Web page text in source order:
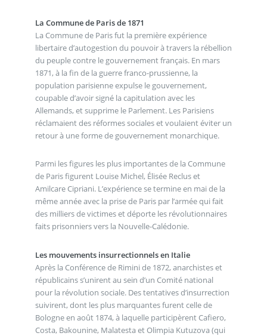
La Commune de Paris de 1871
La Commune de Paris fut la première expérience
libertaire d’autogestion du pouvoir à travers la rébellion
du peuple contre le gouvernement français. En mars
1871, à la fin de la guerre franco-prussienne, la
population parisienne expulse le gouvernement,
coupable d’avoir signé la capitulation avec les
Allemands, et supprime le Parlement. Les Parisiens
réclamaient des réformes sociales et voulaient éviter un
retour à une forme de gouvernement monarchique.
Parmi les figures les plus importantes de la Commune
de Paris figurent Louise Michel, Élisée Reclus et
Amilcare Cipriani. L’expérience se termine en mai de la
même année avec la prise de Paris par l’armée qui fait
des milliers de victimes et déporte les révolutionnaires
faits prisonniers vers la Nouvelle-Calédonie.
Les mouvements insurrectionnels en Italie
Après la Conférence de Rimini de 1872, anarchistes et
républicains s’unirent au sein d’un Comité national
pour la révolution sociale. Des tentatives d’insurrection
suivirent, dont les plus marquantes furent celle de
Bologne en août 1874, à laquelle participèrent Cafiero,
Costa, Bakounine, Malatesta et Olimpia Kutuzova (qui